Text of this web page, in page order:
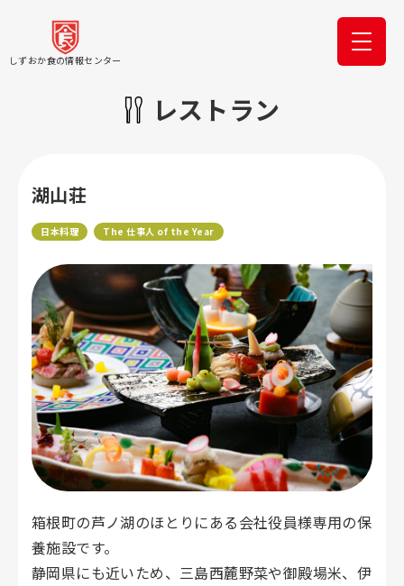
しずおか食の情報センター
レストラン
湖山荘
日本料理 The 仕事人 of the Year
箱根町の芦ノ湖のほとりにある会社役員様専用の保
養施設です。
静岡県にも近いため、三島西麓野菜や御殿場米、伊